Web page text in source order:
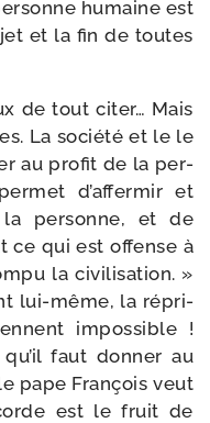
humaine est
et la fin de toutes
de tout citer… Mais
La socié­té et le le
au pro­fit de la per­
d’affermir et
la per­sonne, et de
ce qui est offense à
la civi­li­sa­tion. »
lui-​même, la répri­
impos­sible !
qu’il faut don­ner au
pape François veut
est le fruit de